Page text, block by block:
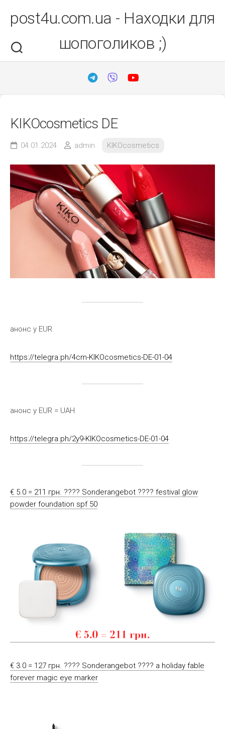
вмістуpost4u.com.ua - Находки для
шопоголиков ;)
KIKOcosmetics DE
04.01.2024 admin KIKOcosmetics
анонс у EUR
https://telegra.ph/4cm-KIKOcosmetics-DE-01-04
анонс у EUR = UAH
https://telegra.ph/2y9-KIKOcosmetics-DE-01-04
€ 5.0 = 211 грн. ???? Sonderangebot ???? festival glow
powder foundation spf 50
€ 3.0 = 127 грн. ???? Sonderangebot ???? a holiday fable
forever magic eye marker